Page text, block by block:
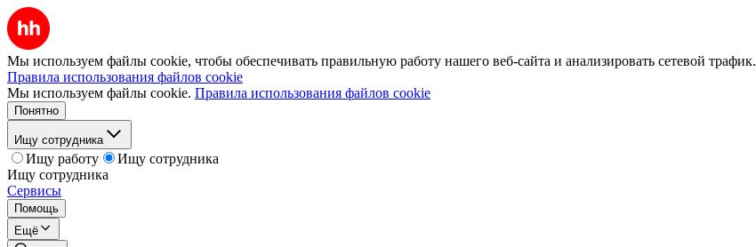
Мы используем файлы cookie, чтобы обеспечивать правильную работу нашего веб-сайта и анализировать сетевой трафик.
Правила использования файлов cookie
Мы используем файлы cookie. Правила использования файлов cookie
Понятно
Ищу сотрудника
Ищу работу
Ищу сотрудника
Ищу сотрудника
Сервисы
Помощь
Ещё